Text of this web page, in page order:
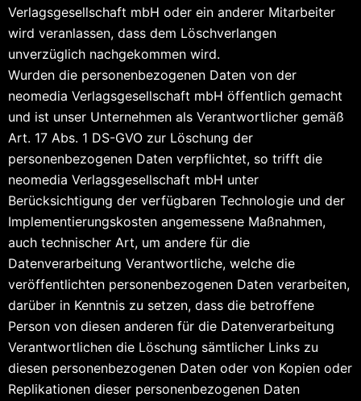
Verlagsgesellschaft mbH oder ein anderer Mitarbeiter
wird veranlassen, dass dem Löschverlangen
unverzüglich nachgekommen wird.
Wurden die personenbezogenen Daten von der
neomedia Verlagsgesellschaft mbH öffentlich gemacht
und ist unser Unternehmen als Verantwortlicher gemäß
Art. 17 Abs. 1 DS-GVO zur Löschung der
personenbezogenen Daten verpflichtet, so trifft die
neomedia Verlagsgesellschaft mbH unter
Berücksichtigung der verfügbaren Technologie und der
Implementierungskosten angemessene Maßnahmen,
auch technischer Art, um andere für die
Datenverarbeitung Verantwortliche, welche die
veröffentlichten personenbezogenen Daten verarbeiten,
darüber in Kenntnis zu setzen, dass die betroffene
Person von diesen anderen für die Datenverarbeitung
Verantwortlichen die Löschung sämtlicher Links zu
diesen personenbezogenen Daten oder von Kopien oder
Replikationen dieser personenbezogenen Daten